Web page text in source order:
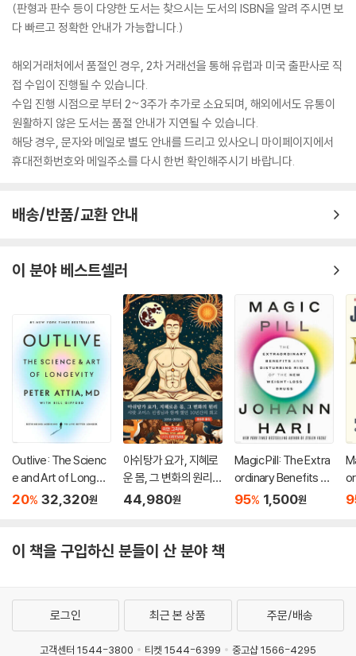
(판형과 판수 등이 다양한 도서는 찾으시는 도서의 ISBN을 알려 주시면 보
다 빠르고 정확한 안내가 가능합니다.)
해외거래처에서 품절인 경우, 2차 거래선을 통해 유럽과 미국 출판사로 직
접 수입이 진행될 수 있습니다.
수입 진행 시점으로 부터 2~3주가 추가로 소요되며, 해외에서도 유통이
원활하지 않은 도서는 품절 안내가 지연될 수 있습니다.
해당 경우, 문자와 메일로 별도 안내를 드리고 있사오니 마이페이지에서
휴대전화번호와 메일주소를 다시 한번 확인해주시기 바랍니다.
배송/반품/교환 안내
이 분야 베스트셀러
Outlive: The Scienc
e and Art of Longevi
ty
20% 32,320원
아쉬탕가 요가, 지혜로
운 몸, 그 변화의 원리:
&#49
44,980원
Magic Pill: The Extra
ordinary Benefits an
d Disturbing Risks o
95% 1,500원
d
이 책을 구입하신 분들이 산 분야 책
로그인 최근 본 상품 주문/배송
고객센터 1544-3800 티켓 1544-6399 중고샵 1566-4295